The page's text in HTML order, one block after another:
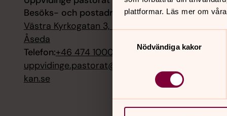
plattformar. Läs mer om
Nödvändiga kakor
Besöks- och postadress:
Västra Kyrkogatan 3, 36430
Åseda
Telefon:+46 474 10000
uppvidinge.pastorat@svenskakyr
kan.se
8 augusti